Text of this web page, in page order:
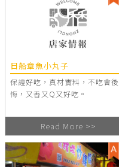
日船章魚小丸子
保證好吃，真材實料，不吃會後
悔，又香又Q又好吃。
Read More >>